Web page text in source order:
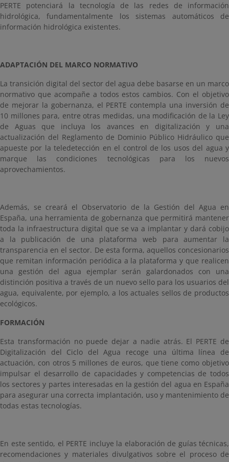
PERTE potenciará la tecnología de las redes de información
hidrológica, fundamentalmente los sistemas automáticos de
información hidrológica existentes.
ADAPTACIÓN DEL MARCO NORMATIVO
La transición digital del sector del agua debe basarse en un marco
normativo que acompañe a todos estos cambios. Con el objetivo
de mejorar la gobernanza, el PERTE contempla una inversión de
10 millones para, entre otras medidas, una modificación de la Ley
de Aguas que incluya los avances en digitalización y una
actualización del Reglamento de Dominio Público Hidráulico que
apueste por la teledetección en el control de los usos del agua y
marque las condiciones tecnológicas para los nuevos
aprovechamientos.
Además, se creará el Observatorio de la Gestión del Agua en
España, una herramienta de gobernanza que permitirá mantener
toda la infraestructura digital que se va a implantar y dará cobijo
a la publicación de una plataforma web para aumentar la
transparencia en el sector. De esta forma, aquellos concesionarios
que remitan información periódica a la plataforma y que realicen
una gestión del agua ejemplar serán galardonados con una
distinción positiva a través de un nuevo sello para los usuarios del
agua, equivalente, por ejemplo, a los actuales sellos de productos
ecológicos.
FORMACIÓN
Esta transformación no puede dejar a nadie atrás. El PERTE de
Digitalización del Ciclo del Agua recoge una última línea de
actuación, con otros 5 millones de euros, que tiene como objetivo
impulsar el desarrollo de capacidades y competencias de todos
los sectores y partes interesadas en la gestión del agua en España
para asegurar una correcta implantación, uso y mantenimiento de
todas estas tecnologías.
En este sentido, el PERTE incluye la elaboración de guías técnicas,
recomendaciones y materiales divulgativos sobre el proceso de